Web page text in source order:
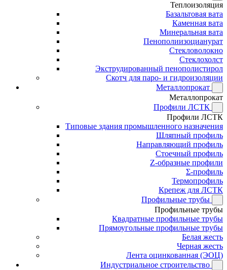
Теплоизоляция
Базальтовая вата
Каменная вата
Минеральная вата
Пенополиизоцианурат
Стекловолокно
Стеклохолст
Экструдированный пенополистирол
Скотч для паро- и гидроизоляции
Металлопрокат
Металлопрокат
Профили ЛСТК
Профили ЛСТК
Типовые здания промышленного назначения
Шляпный профиль
Направляющий профиль
Стоечный профиль
Z-образные профили
Σ-профиль
Термопрофиль
Крепеж для ЛСТК
Профильные трубы
Профильные трубы
Квадратные профильные трубы
Прямоугольные профильные трубы
Белая жесть
Черная жесть
Лента оцинкованная (ЭОЦ)
Индустриальное строительство